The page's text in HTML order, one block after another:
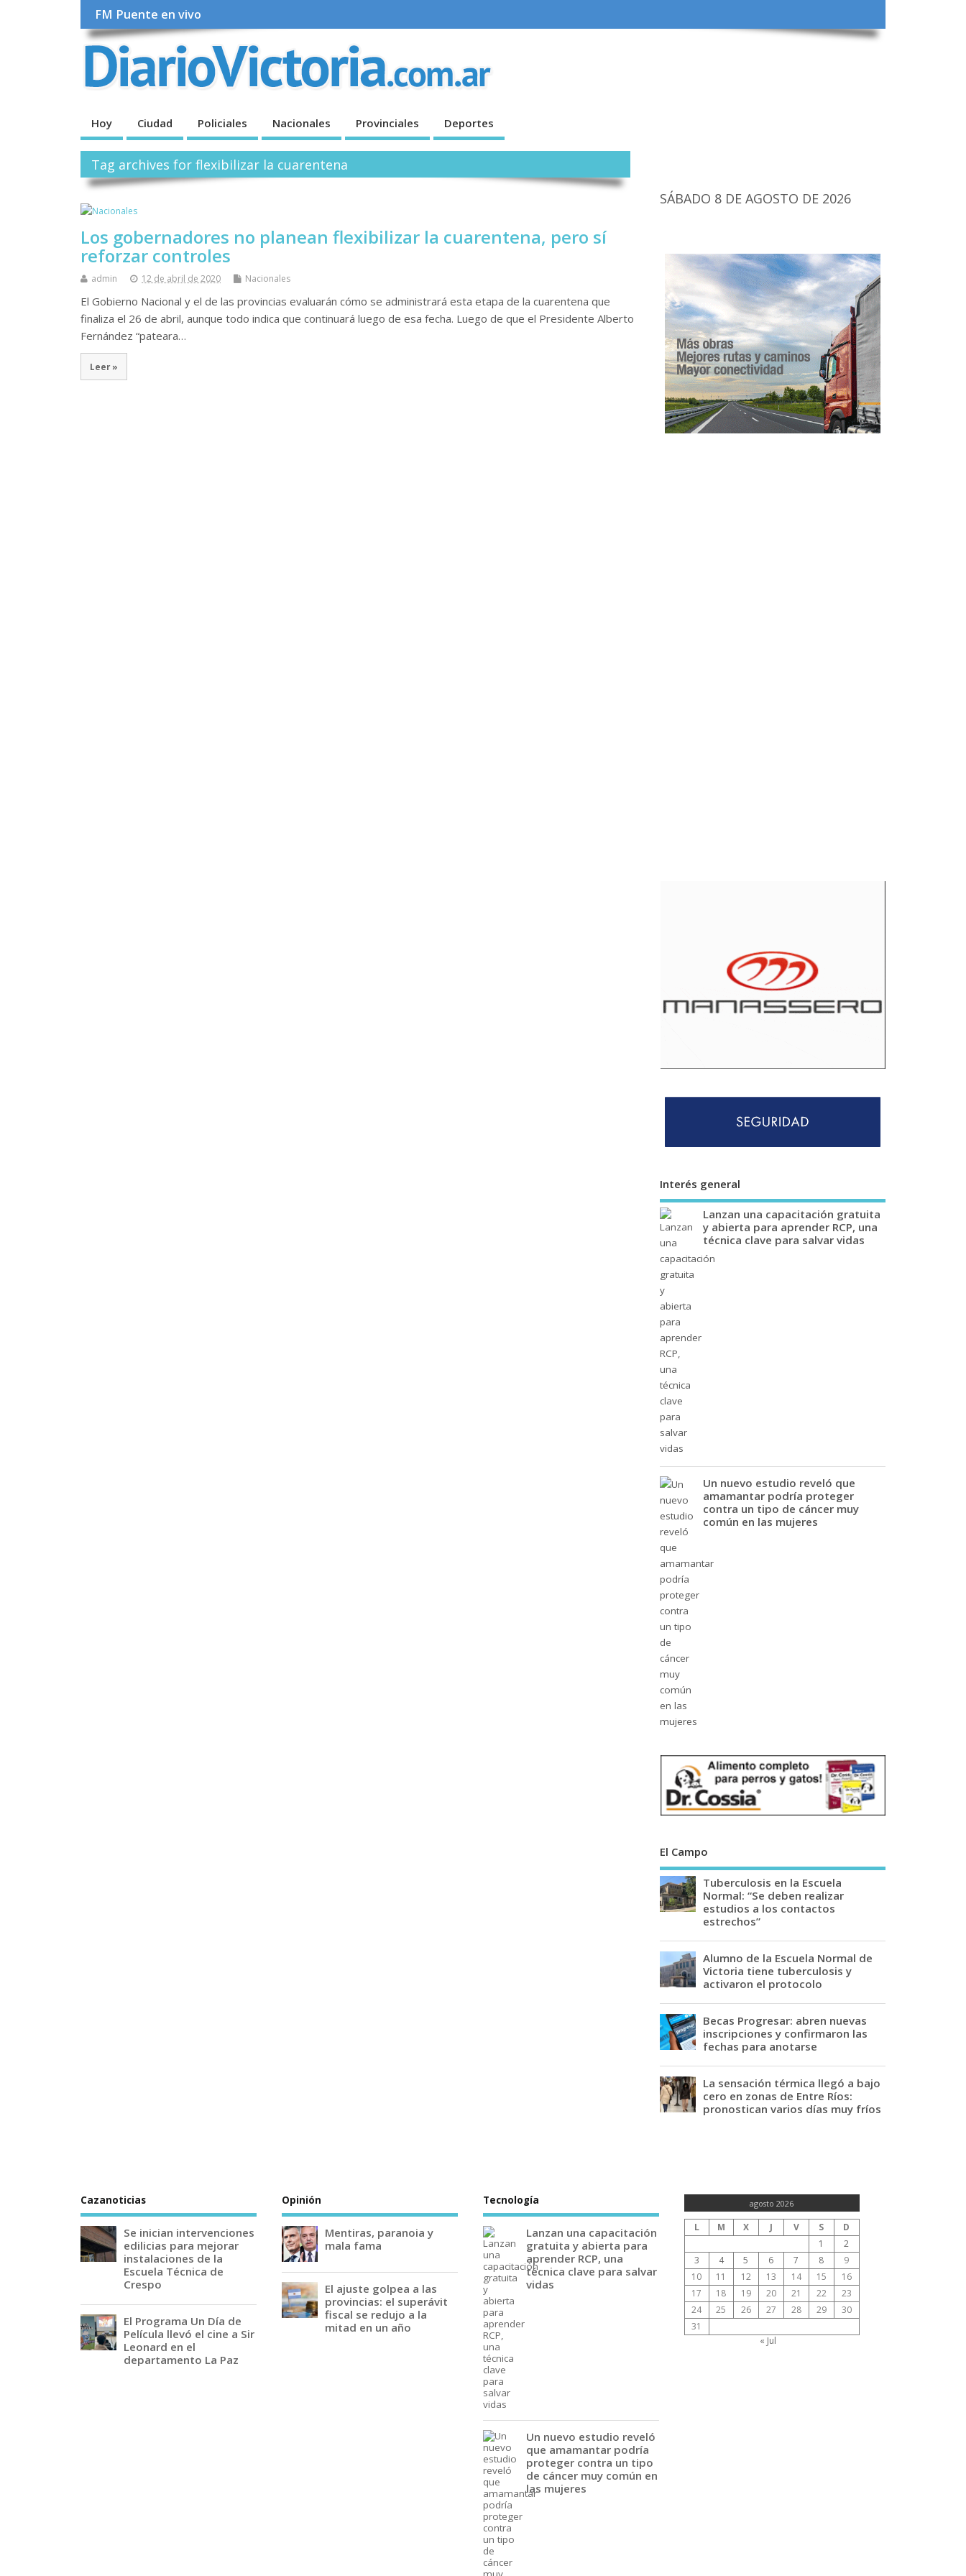
FM Puente en vivo
Hoy Ciudad Policiales Nacionales Provinciales Deportes
Tag archives for flexibilizar la cuarentena
Los gobernadores no planean flexibilizar la cuarentena, pero sí
reforzar controles
admin 12 de abril de 2020 Nacionales
El Gobierno Nacional y el de las provincias evaluarán cómo se administrará esta etapa de la cuarentena que
finaliza el 26 de abril, aunque todo indica que continuará luego de esa fecha. Luego de que el Presidente Alberto
Fernández “pateara…
Leer »
SÁBADO 8 DE AGOSTO DE 2026
Interés general
Lanzan una capacitación gratuita
y abierta para aprender RCP, una
técnica clave para salvar vidas
Un nuevo estudio reveló que
amamantar podría proteger
contra un tipo de cáncer muy
común en las mujeres
El Campo
Tuberculosis en la Escuela
Normal: “Se deben realizar
estudios a los contactos
estrechos”
Alumno de la Escuela Normal de
Victoria tiene tuberculosis y
activaron el protocolo
Becas Progresar: abren nuevas
inscripciones y confirmaron las
fechas para anotarse
La sensación térmica llegó a bajo
cero en zonas de Entre Ríos:
pronostican varios días muy fríos
Cazanoticias
Se inician intervenciones
edilicias para mejorar
instalaciones de la
Escuela Técnica de
Crespo
El Programa Un Día de
Película llevó el cine a Sir
Leonard en el
departamento La Paz
Opinión
Mentiras, paranoia y
mala fama
El ajuste golpea a las
provincias: el superávit
fiscal se redujo a la
mitad en un año
Tecnología
Lanzan una capacitación
gratuita y abierta para
aprender RCP, una
técnica clave para salvar
vidas
Un nuevo estudio reveló
que amamantar podría
proteger contra un tipo
de cáncer muy común en
las mujeres
agosto 2026
L M X J V S
D
1
2
3
4 5 6 7 8
9
10
11 12 13 14 15
16
17
18 19 20 21 22
23
24
25 26 27 28 29
30
31
« Jul